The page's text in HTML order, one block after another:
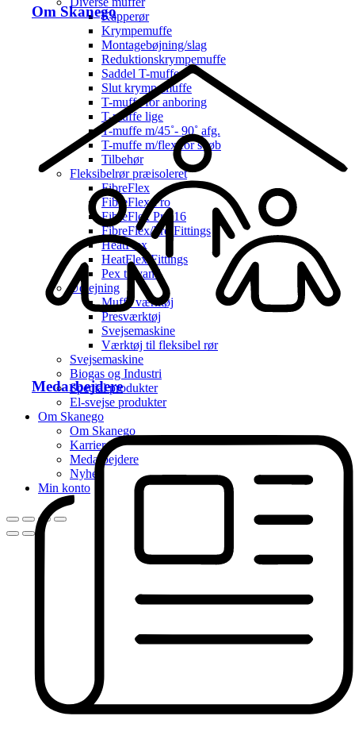
Om Skanego
Medarbejdere
Kapperør
Krympemuffe
Montagebøjning/slag
Reduktionskrympemuffe
Saddel T-muffe
Slut krympemuffe
T-muffe for anboring
T-muffe lige
T-muffe m/45˚- 90˚ afg.
T-muffe m/flex for svøb
Tilbehør
Fleksibelrør præisoleret
FibreFlex
FibreFlex Pro
FibreFlex Pro 16
FibreFlex/Pro Fittings
HeatFlex
HeatFlex Fittings
Pex til vand
Udlejning
Muffe værktøj
Presværktøj
Svejsemaskine
Værktøj til fleksibel rør
Svejsemaskine
Biogas og Industri
Special produkter
El-svejse produkter
Om Skanego
Om Skanego
Karriere
Medarbejdere
Nyhed
Min konto